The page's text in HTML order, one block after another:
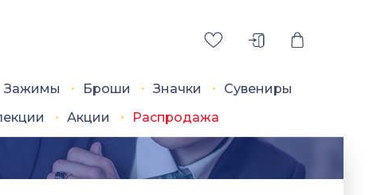
Зажимы Броши Значки
Сувениры
Акции Распродажа